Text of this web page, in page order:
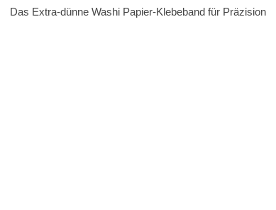
Das Extra-dünne Washi Papier-Klebeband für Präzision